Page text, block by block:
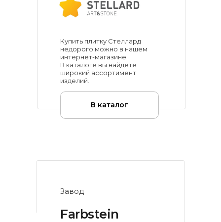
В каталог
Купить плитку Стеллард
недорого можно в нашем
интернет-магазине.
В каталоге вы найдете
широкий ассортимент
изделий.
Завод
Farbstein